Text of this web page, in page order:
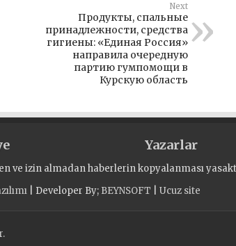
Next
Продукты, спальные
принадлежности, средства
гигиены: «Единая Россия»
направила очередную
партию гумпомощи в
Курскую область
Yazarlar
ve izin almadan haberlerin kopyalanması
| Developer By; BEYNSOFT Ucuz site